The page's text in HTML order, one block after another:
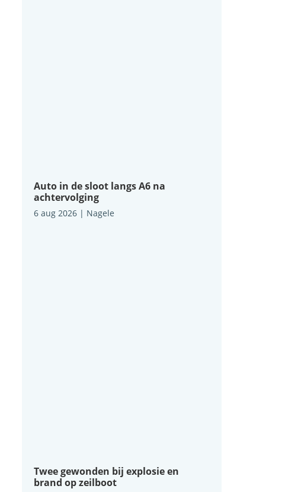
Auto in de sloot langs A6 na
achtervolging
6 aug 2026| Nagele
Twee gewonden bij explosie en
brand op zeilboot